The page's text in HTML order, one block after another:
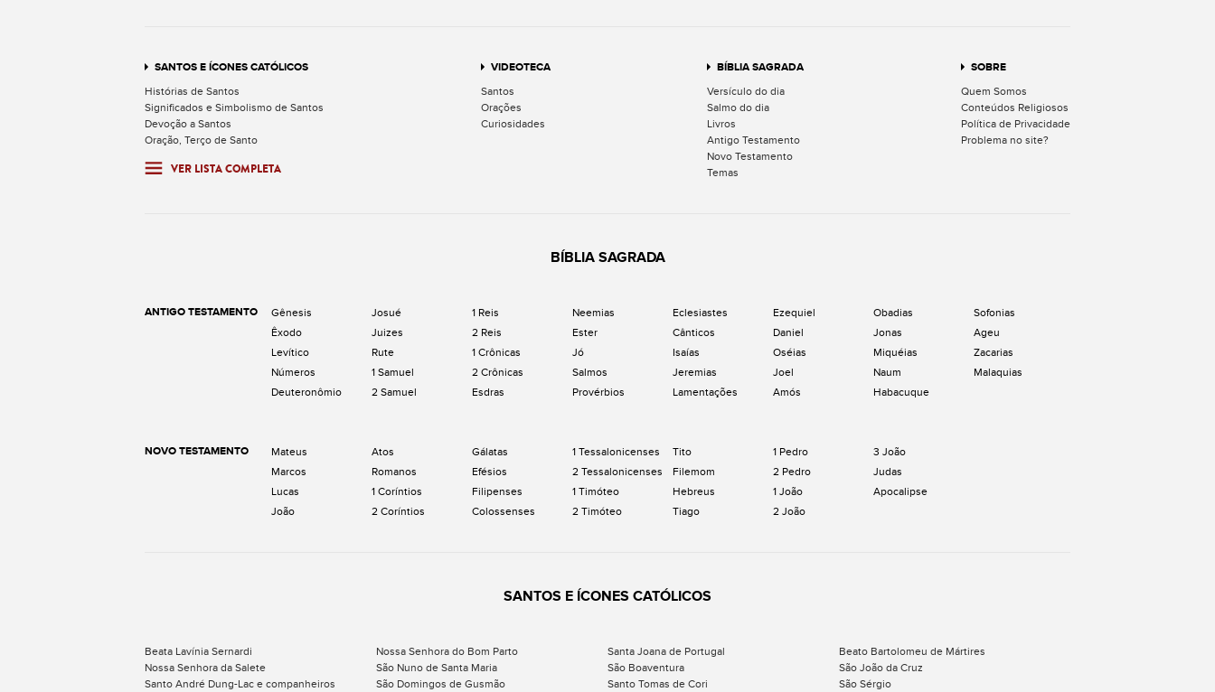
SANTOS E ÍCONES CATÓLICOS
Histórias de Santos
Significados e Simbolismo de Santos
Devoção a Santos
Oração, Terço de Santo
VER LISTA COMPLETA
VIDEOTECA
Santos
Orações
Curiosidades
BÍBLIA SAGRADA
Versículo do dia
Salmo do dia
Livros
Antigo Testamento
Novo Testamento
Temas
SOBRE
Quem Somos
Conteúdos Religiosos
Política de Privacidade
Problema no site?
BÍBLIA SAGRADA
ANTIGO TESTAMENTO
Gênesis
Êxodo
Levítico
Números
Deuteronômio
Josué
Juizes
Rute
1 Samuel
2 Samuel
1 Reis
2 Reis
1 Crônicas
2 Crônicas
Esdras
Neemias
Ester
Jó
Salmos
Provérbios
Eclesiastes
Cânticos
Isaías
Jeremias
Lamentações
Ezequiel
Daniel
Oséias
Joel
Amós
Obadias
Jonas
Miquéias
Naum
Habacuque
Sofonias
Ageu
Zacarias
Malaquias
NOVO TESTAMENTO
Mateus
Marcos
Lucas
João
Atos
Romanos
1 Coríntios
2 Coríntios
Gálatas
Efésios
Filipenses
Colossenses
1 Tessalonicenses
2 Tessalonicenses
1 Timóteo
2 Timóteo
Tito
Filemom
Hebreus
Tiago
1 Pedro
2 Pedro
1 João
2 João
3 João
Judas
Apocalipse
SANTOS E ÍCONES CATÓLICOS
Beata Lavínia Sernardi Nossa Senhora do Bom Parto Santa Joana de Portugal
Beato Bartolomeu de Mártires
Nossa Senhora da Salete
São Nuno de Santa Maria São Boaventura
São João da Cruz
Santo André Dung-Lac e companheiros
São Domingos de Gusmão Santo Tomas de Cori São Sérgio